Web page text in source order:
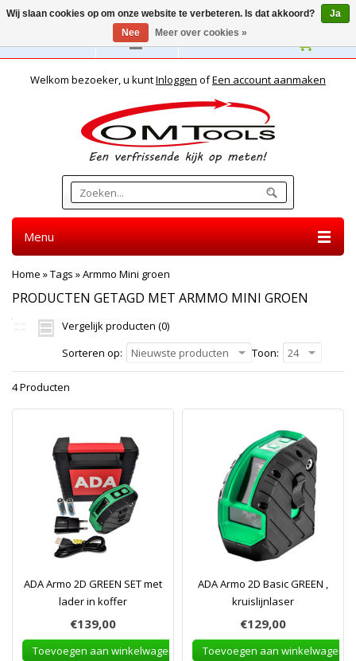
Nederlands
Welkom bezoeker, u kuntInloggen ofEen account aanmaken
Menu
Home »Tags »Armmo Mini groen
PRODUCTEN GETAGD MET ARMMO MINI GROEN
Vergelijk producten (0)
Sorteren op:
Nieuwste producten Toon: 24
4 Producten
ADA Armo 2D GREEN SET met
lader in koffer
€139,00
Toevoegen aan winkelwagen
ADA Armo 2D Basic GREEN ,
kruislijnlaser
€129,00
Toevoegen aan winkelwagen
Wij slaan cookies op om onze website te verbeteren. Is dat akkoord?
Ja
Nee
Meer over cookies »